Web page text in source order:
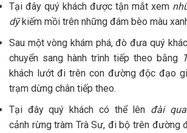
Tại đây quý khách được tận mắt xem
dỹ kiếm mồi trên những đám bèo màu
Sau một vòng khám phá, đò đưa quý
chuyển sang hành trình tiếp theo bằng
khách lướt đi trên con đường độc đạo
trạm dừng chân tiếp theo.
Tại đây quý khách có thể lên đài
cảnh rừng tràm Trà Sư, đi bộ trên đường